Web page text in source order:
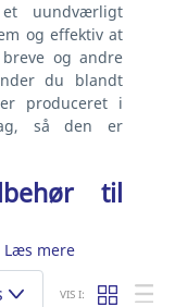
uundværligt
og effektiv at
og andre
du blandt
produceret i
så den er
til
Læs mere
VIS I: